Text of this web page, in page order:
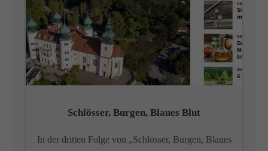
Schlösser, Burgen, Blaues Blut
In der dritten Folge von „Schlösser, Burgen, Blaues